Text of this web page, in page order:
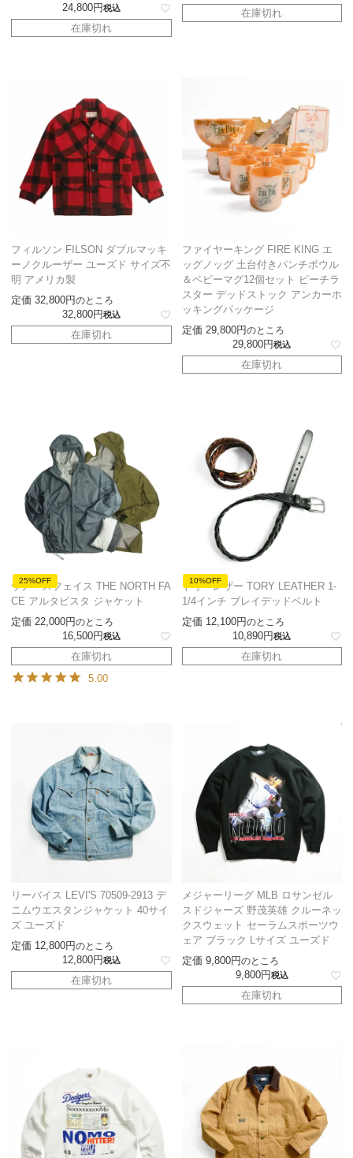
24,800 税込
在庫切れ
在庫切れ
フィルソン FILSON ダブルマッキ
ーノクルーザー ユーズド サイズ不
明 アメリカ製
定価 32,800 のところ
32,800 税込
在庫切れ
ファイヤーキング FIRE KING エ
ッグノッグ 土台付きパンチボウル
＆ベビーマグ12個セット ピーチラ
スター デッドストック アンカーホ
ッキングパッケージ
定価 29,800 のところ
29,800 税込
在庫切れ
25%OFF
ザノースフェイス THE NORTH FA
CE アルタビスタ ジャケット
定価 22,000 のところ
16,500 税込
在庫切れ
5.00
10%OFF
トリーレザー TORY LEATHER 1-
1/4インチ ブレイデッドベルト
定価 12,100 のところ
10,890 税込
在庫切れ
リーバイス LEVI'S 70509-2913 デ
ニムウエスタンジャケット 40サイ
ズ ユーズド
定価 12,800 のところ
12,800 税込
在庫切れ
メジャーリーグ MLB ロサンゼル
スドジャーズ 野茂英雄 クルーネッ
クスウェット セーラムスポーツウ
ェア ブラック Lサイズ ユーズド
定価 9,800 のところ
9,800 税込
在庫切れ